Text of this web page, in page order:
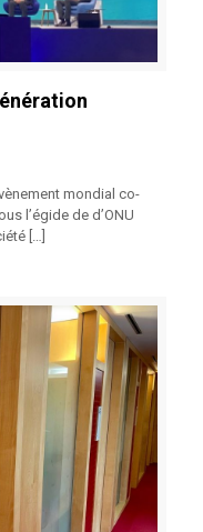
mondial co-
l’égide de d’ONU
[…]